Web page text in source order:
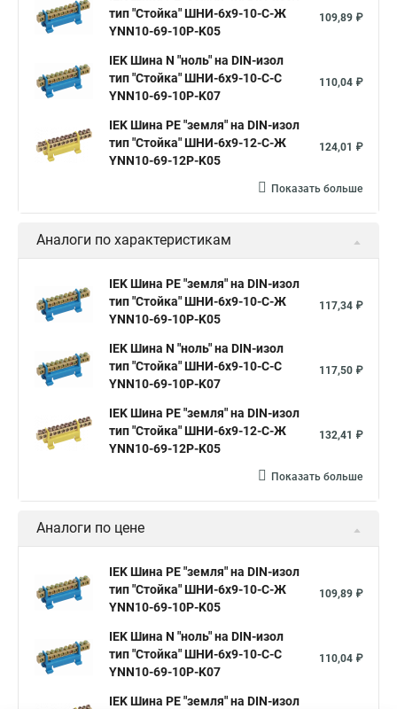
тип "Стойка" ШНИ-6х9-10-С-Ж
YNN10-69-10P-K05
109,89 ₽
IEK Шина N "ноль" на DIN-изол
тип "Стойка" ШНИ-6х9-10-С-С
YNN10-69-10P-K07
110,04 ₽
IEK Шина PE "земля" на DIN-изол
тип "Стойка" ШНИ-6х9-12-С-Ж
YNN10-69-12P-K05
124,01 ₽
Показать больше
Аналоги по характеристикам
IEK Шина PE "земля" на DIN-изол
тип "Стойка" ШНИ-6х9-10-С-Ж
YNN10-69-10P-K05
117,34 ₽
IEK Шина N "ноль" на DIN-изол
тип "Стойка" ШНИ-6х9-10-С-С
YNN10-69-10P-K07
117,50 ₽
IEK Шина PE "земля" на DIN-изол
тип "Стойка" ШНИ-6х9-12-С-Ж
YNN10-69-12P-K05
132,41 ₽
Показать больше
Аналоги по цене
IEK Шина PE "земля" на DIN-изол
тип "Стойка" ШНИ-6х9-10-С-Ж
YNN10-69-10P-K05
109,89 ₽
IEK Шина N "ноль" на DIN-изол
тип "Стойка" ШНИ-6х9-10-С-С
YNN10-69-10P-K07
110,04 ₽
IEK Шина PE "земля" на DIN-изол